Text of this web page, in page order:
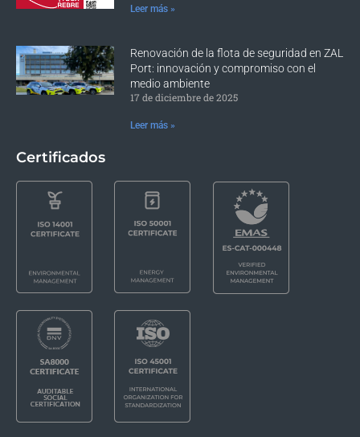
Leer más »
Renovación de la flota de seguridad en ZAL
Port: innovación y compromiso con el
medio ambiente
17 de diciembre de 2025
Leer más »
Certificados